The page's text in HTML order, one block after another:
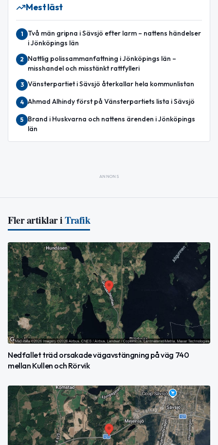
Mest läst
1
Två män gripna i Sävsjö efter larm – nattens händelser
i Jönköpings län
2
Nattlig polissammanfattning i Jönköpings län –
misshandel och misstänkt rattfylleri
3 Vänsterpartiet i Sävsjö återkallar hela kommunlistan
4 Ahmad Alhindy först på Vänsterpartiets lista i Sävsjö
5
Brand i Huskvarna och nattens ärenden i Jönköpings
län
ANNONS
Fler artiklar iTrafik
Nedfallet träd orsakade vägavstängning på väg 740
mellan Kullen och Rörvik